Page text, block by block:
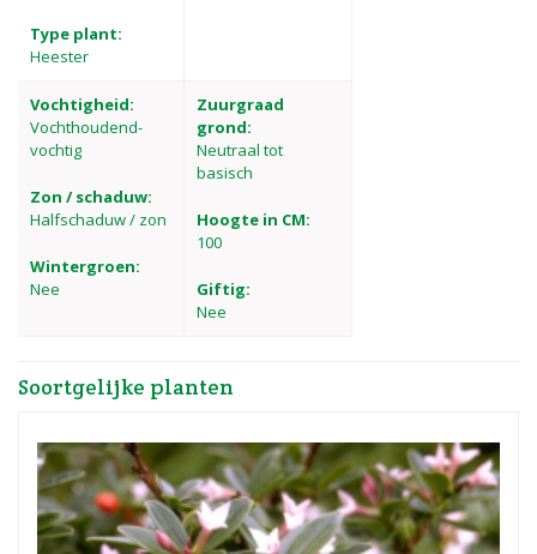
Type plant:
Heester
Vochtigheid:
Vochthoudend-
vochtig
Zon / schaduw:
Halfschaduw / zon
Wintergroen:
Nee
Zuurgraad
grond:
Neutraal tot
basisch
Hoogte in CM:
100
Giftig:
Nee
Soortgelijke planten